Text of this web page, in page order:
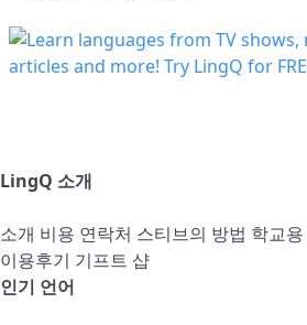
LingQ 소개
소개 비용 연락처 스티브의 방법 학교용
이용후기 기프트 샵
인기 언어